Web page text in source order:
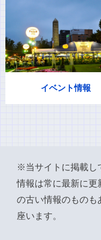
イベント情報
※当サイトに掲載し
情報は常に最新に更
の古い情報のものも
座います。